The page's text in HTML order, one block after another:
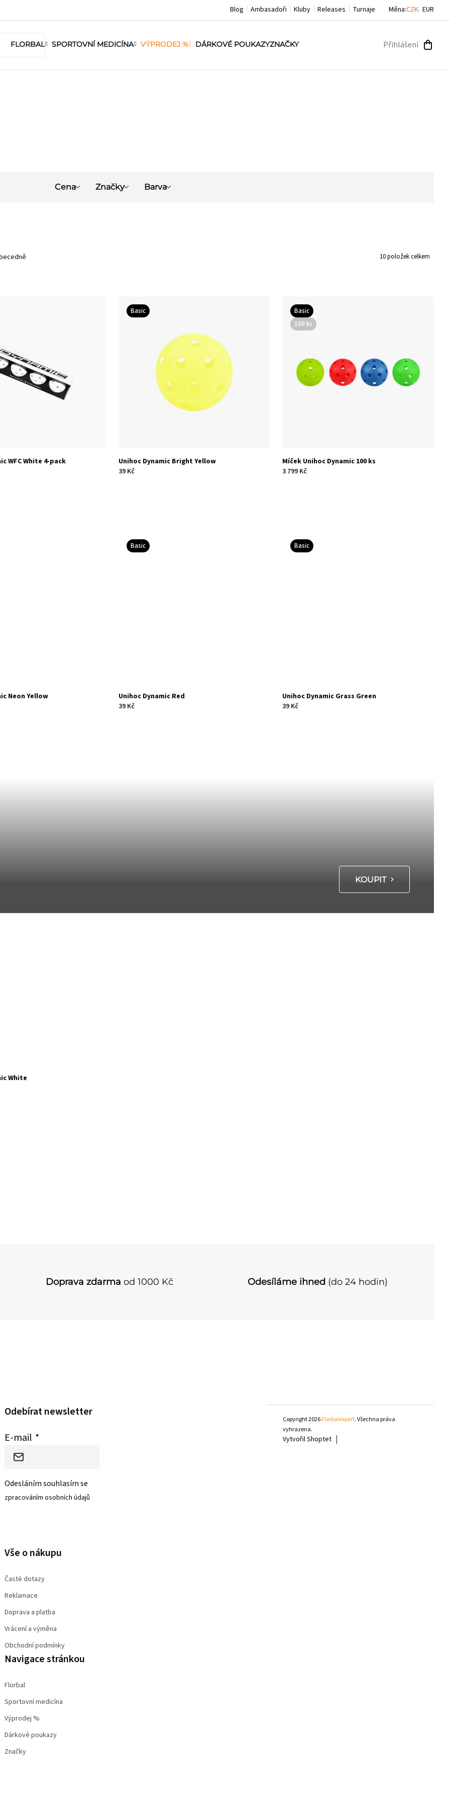
Blog Ambasadoři Kluby Releases Turnaje Měna:CZK EUR
FLORBAL SPORTOVNÍ MEDICÍNA VÝPRODEJ % DÁRKOVÉ POUKAZYZNAČKY Přihlášení
10položek celkem
Cena Značky Barva
WFC White 4-pack
Basic
Unihoc Dynamic Bright Yellow
39 Kč
Basic
100 ks
Míček Unihoc Dynamic 100 ks
3 799 Kč
Neon Yellow
Basic
Unihoc Dynamic Red
39 Kč
Basic
Unihoc Dynamic Grass Green
39 Kč
KOUPIT
White
a
Doprava zdarma od 1000 Kč Odesíláme ihned (do 24 hodin)
Odebírat newsletter
E-mail
Odesláním souhlasím se
zpracováním osobních údajů
Vše o nákupu
Časté dotazy
Reklamace
Doprava a platba
Vrácení a výměna
Obchodní podmínky
Navigace stránkou
Florbal
Sportovní medicína
Výprodej %
Dárkové poukazy
Značky
Vytvořil Shoptet
Copyright 2026Florbalexpert. Všechna práva
vyhrazena.